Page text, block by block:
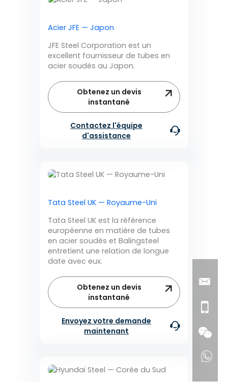
Acier JFE — Japon
JFE Steel Corporation est un
excellent fournisseur de tubes en
acier soudés au Japon.
Obtenez un devis
instantané
Contactez l'équipe
d'assistance
Tata Steel UK — Royaume-Uni
Tata Steel UK est la référence
européenne en matière de tubes
en acier soudés et Balingsteel
entretient une relation de longue
date avec eux.
Obtenez un devis
instantané
Envoyez votre demande
maintenant